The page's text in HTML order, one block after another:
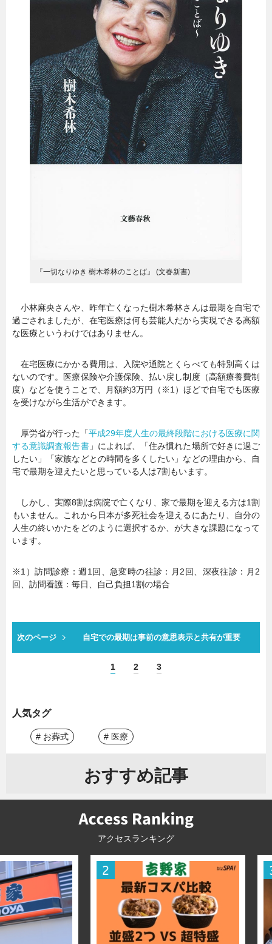
『一切なりゆき 樹木希林のことば』 (文春新書)
小林麻央さんや、昨年亡くなった樹木希林さんは最期を自宅で
過ごされましたが、在宅医療は何も芸能人だから実現できる高額
な医療というわけではありません。
在宅医療にかかる費用は、入院や通院とくらべても特別高くは
ないのです。医療保険や介護保険、払い戻し制度（高額療養費制
度）などを使うことで、月額約3万円（※1）ほどで自宅でも医療
を受けながら生活ができます。
厚労省が行った「平成29年度人生の最終段階における医療に関
する意識調査報告書」によれば、「住み慣れた場所で好きに過ご
したい」「家族などとの時間を多くしたい」などの理由から、自
宅で最期を迎えたいと思っている人は7割もいます。
しかし、実際8割は病院で亡くなり、家で最期を迎える方は1割
もいません。これから日本が多死社会を迎えるにあたり、自分の
人生の終いかたをどのように選択するか、が大きな課題になって
います。
※1）訪問診療：週1回、急変時の往診：月2回、深夜往診：月2
回、訪問看護：毎日、自己負担1割の場合
次のページ 自宅での最期は事前の意思表示と共有が重要
1 2 3
人気タグ
# お葬式 # 医療
おすすめ記事
アクセスランキング